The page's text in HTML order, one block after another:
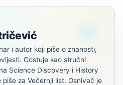
i autor koji piše o znanosti,
Gostuje kao stručni
Science Discovery i History
piše za Večernji list. Osnivač je